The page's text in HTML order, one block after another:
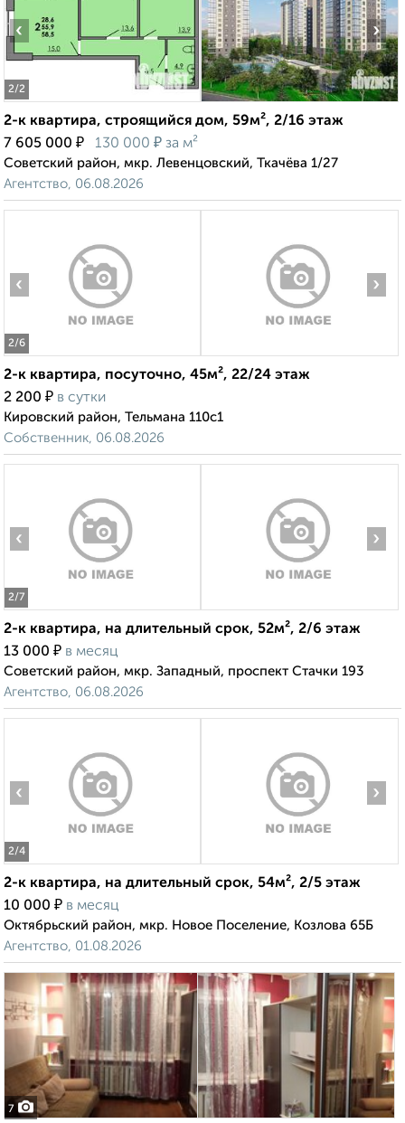
2/2
‹ ›
2-к квартира, строящийся дом, 59м², 2/16 этаж
7 605 000 ₽ 130 000 ₽ за м²
Советский район, мкр. Левенцовский, Ткачёва 1/27
Агентство, 06.08.2026
2/6
‹ ›
2-к квартира, посуточно, 45м², 22/24 этаж
2 200 ₽ в сутки
Кировский район, Тельмана 110с1
Собственник, 06.08.2026
2/7
‹ ›
2-к квартира, на длительный срок, 52м², 2/6 этаж
13 000 ₽ в месяц
Советский район, мкр. Западный, проспект Стачки 193
Агентство, 06.08.2026
2/4
‹ ›
2-к квартира, на длительный срок, 54м², 2/5 этаж
10 000 ₽ в месяц
Октябрьский район, мкр. Новое Поселение, Козлова 65Б
Агентство, 01.08.2026
7